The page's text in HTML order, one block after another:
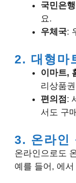
국민은행
요.
우체국:
2. 대형마
이마트,
리상품
편의점 :
서도 구
3. 온라인
온라인으로도
예를 들어, 에